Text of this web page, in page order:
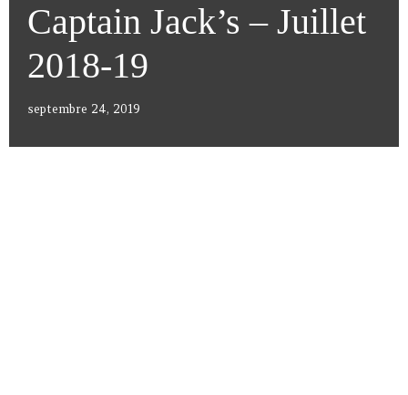
Captain Jack’s – Juillet
2018-19
septembre 24, 2019